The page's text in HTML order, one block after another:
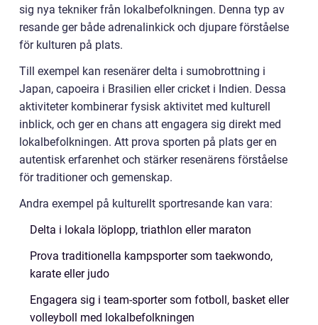
sig nya tekniker från lokalbefolkningen. Denna typ av
resande ger både adrenalinkick och djupare förståelse
för kulturen på plats.
Till exempel kan resenärer delta i sumobrottning i
Japan, capoeira i Brasilien eller cricket i Indien. Dessa
aktiviteter kombinerar fysisk aktivitet med kulturell
inblick, och ger en chans att engagera sig direkt med
lokalbefolkningen. Att prova sporten på plats ger en
autentisk erfarenhet och stärker resenärens förståelse
för traditioner och gemenskap.
Andra exempel på kulturellt sportresande kan vara:
Delta i lokala löplopp, triathlon eller maraton
Prova traditionella kampsporter som taekwondo,
karate eller judo
Engagera sig i team-sporter som fotboll, basket eller
volleyboll med lokalbefolkningen